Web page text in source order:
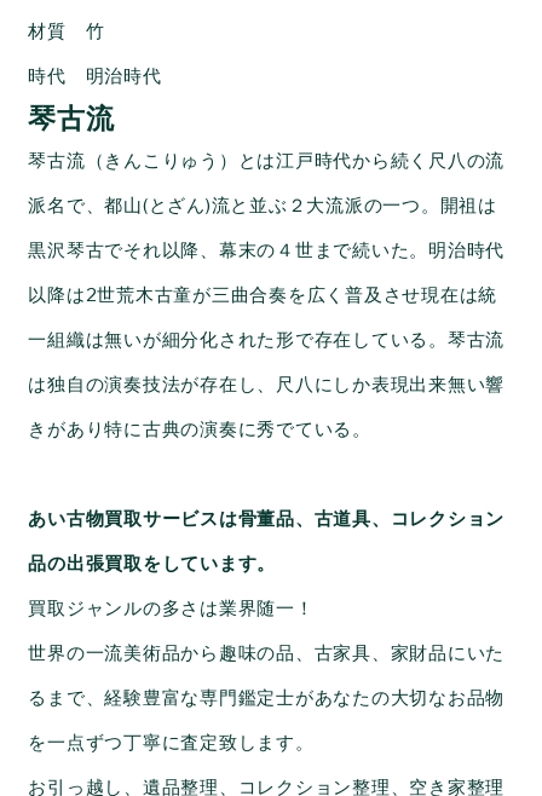
材質 竹
時代 明治時代
琴古流
琴古流（きんこりゅう）とは江戸時代から続く尺八の流
派名で、都山(とざん)流と並ぶ２大流派の一つ。開祖は
黒沢琴古でそれ以降、幕末の４世まで続いた。明治時代
以降は2世荒木古童が三曲合奏を広く普及させ現在は統
一組織は無いが細分化された形で存在している。琴古流
は独自の演奏技法が存在し、尺八にしか表現出来無い響
きがあり特に古典の演奏に秀でている。
あい古物買取サービスは骨董品、古道具、コレクション
品の出張買取をしています。
買取ジャンルの多さは業界随一！
世界の一流美術品から趣味の品、古家具、家財品にいた
るまで、経験豊富な専門鑑定士があなたの大切なお品物
を一点ずつ丁寧に査定致します。
お引っ越し、遺品整理、コレクション整理、空き家整理